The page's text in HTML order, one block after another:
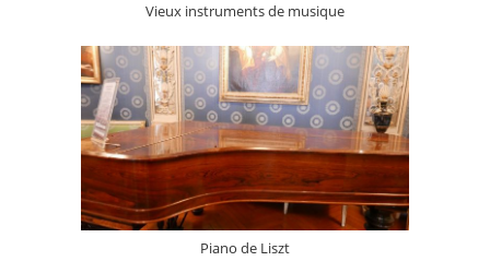
Vieux instruments de musique
Piano de Liszt